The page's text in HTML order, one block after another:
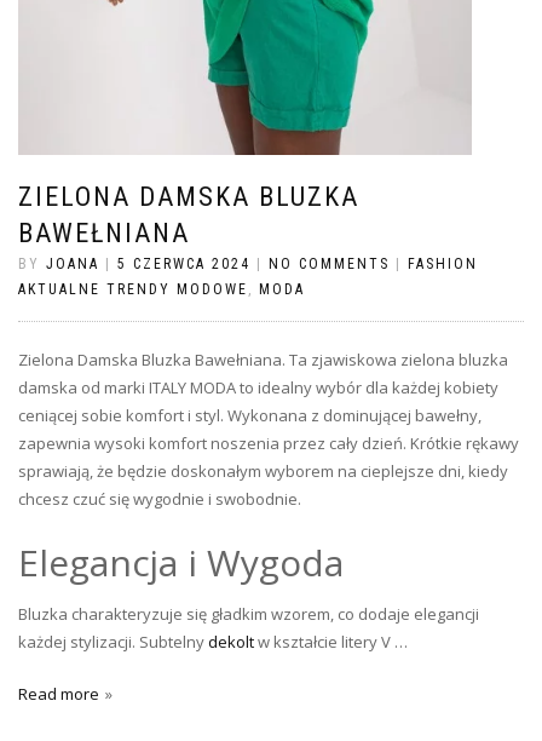
ZIELONA DAMSKA BLUZKA
BAWEŁNIANA
BY JOANA 5 CZERWCA 2024 NO COMMENTS
FASHION
AKTUALNE TRENDY MODOWE , MODA
Zielona Damska Bluzka Bawełniana. Ta zjawiskowa zielona bluzka
damska od marki ITALY MODA to idealny wybór dla każdej kobiety
ceniącej sobie komfort i styl. Wykonana z dominującej bawełny,
zapewnia wysoki komfort noszenia przez cały dzień. Krótkie rękawy
sprawiają, że będzie doskonałym wyborem na cieplejsze dni, kiedy
chcesz czuć się wygodnie i swobodnie.
Elegancja i Wygoda
Bluzka charakteryzuje się gładkim wzorem, co dodaje elegancji
każdej stylizacji. Subtelnydekoltw kształcie litery V …
Read more